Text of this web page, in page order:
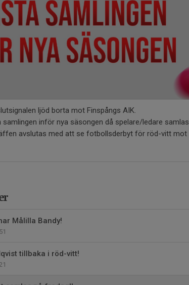
ljöd borta mot Finspångs AIK.
inför nya säsongen då spelare/ledare samlas
avslutas med att se fotbollsderbyt för röd-vitt mot
Målilla Bandy!
tillbaka i röd-vitt!